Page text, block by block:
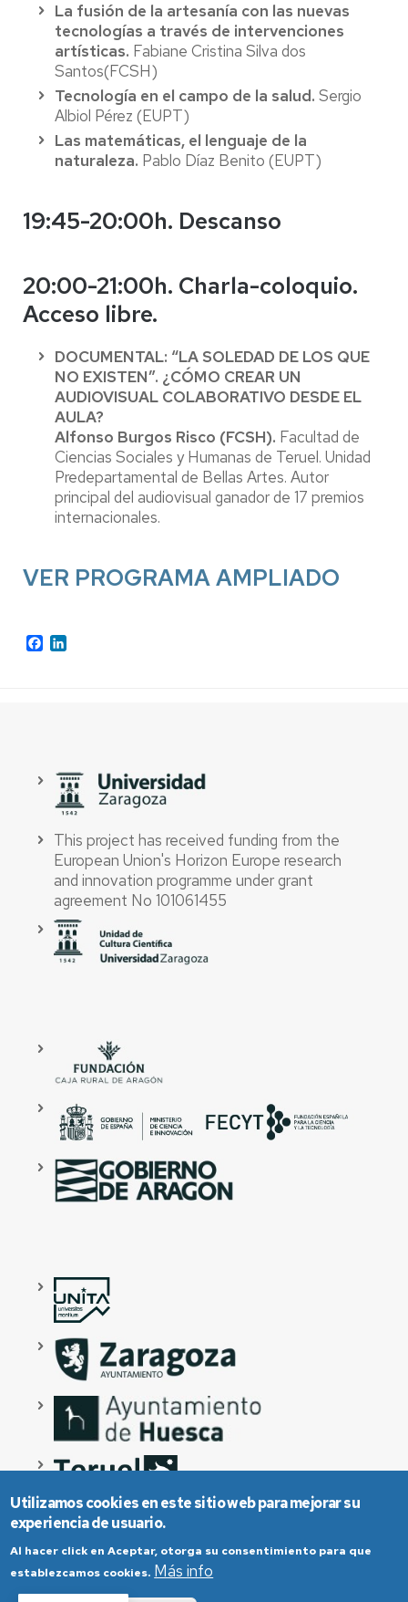
La fusión de la artesanía con las nuevas
tecnologías a través de intervenciones
artísticas. Fabiane Cristina Silva dos
Santos(FCSH)
Tecnología en el campo de la salud. Sergio
Albiol Pérez (EUPT)
Las matemáticas, el lenguaje de la
naturaleza. Pablo Díaz Benito (EUPT)
19:45-20:00h. Descanso
20:00-21:00h. Charla-coloquio.
Acceso libre.
DOCUMENTAL: “LA SOLEDAD DE LOS QUE
NO EXISTEN”. ¿CÓMO CREAR UN
AUDIOVISUAL COLABORATIVO DESDE EL
AULA?
Alfonso Burgos Risco (FCSH). Facultad de
Ciencias Sociales y Humanas de Teruel. Unidad
Predepartamental de Bellas Artes. Autor
principal del audiovisual ganador de 17 premios
internacionales.
VER PROGRAMA AMPLIADO
Facebook
This project has received funding from the
European Union's Horizon Europe research
and innovation programme under grant
agreement No 101061455
Aviso Legal Condiciones generales de uso
Utilizamos cookies en este sitio web para mejorar su
experiencia de usuario.
Al hacer click en Aceptar, otorga su consentimiento para que
establezcamos cookies. Más info